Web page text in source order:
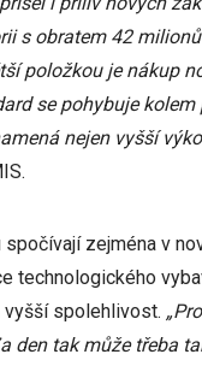
s obratem 42
položkou je nákup
se pohybuje
nejen vyšší
zejména v
technologického
vyšší spolehlivost.
den tak může třeba